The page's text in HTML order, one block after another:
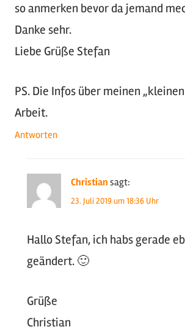
so anmerken bevor da jemand
Danke sehr.
Liebe Grüße Stefan
PS. Die Infos über meinen
Arbeit.
Antworten
Christian sagt:
23. Juli 2019 um 18:36 Uhr
Hallo Stefan, ich habs gerade
geändert. 🙂
Grüße
Christian